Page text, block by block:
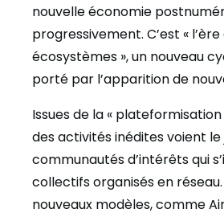
nouvelle économie
progressivement. C’est « l’ère
écosystèmes », un nouveau
porté par l’apparition de
Issues de la « plateformisation
des activités inédites voient
communautés d’intérêts qui
collectifs organisés en
nouveaux modèles, comme